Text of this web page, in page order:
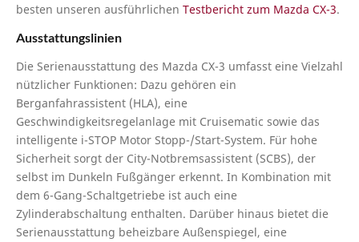
besten unseren ausführlichen Testbericht zum Mazda CX-3.
Ausstattungslinien
Die Serienausstattung des Mazda CX-3 umfasst eine Vielzahl
nützlicher Funktionen: Dazu gehören ein
Berganfahrassistent (HLA), eine
Geschwindigkeitsregelanlage mit Cruisematic sowie das
intelligente i-STOP Motor Stopp-/Start-System. Für hohe
Sicherheit sorgt der City-Notbremsassistent (SCBS), der
selbst im Dunkeln Fußgänger erkennt. In Kombination mit
dem 6-Gang-Schaltgetriebe ist auch eine
Zylinderabschaltung enthalten. Darüber hinaus bietet die
Serienausstattung beheizbare Außenspiegel, eine